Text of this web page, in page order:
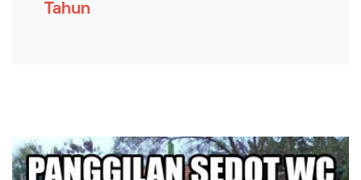
Tahun